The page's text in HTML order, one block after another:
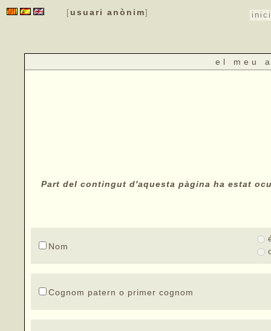
[ usuari anònim] inici
el meu
Part del contingut d'aquesta pàgina ha estat
Nom
Cognom patern o primer cognom